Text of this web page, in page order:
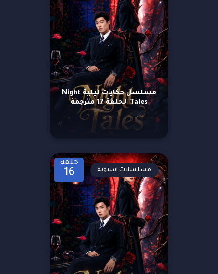
مسلسل حكايات ليلية Night
Tales الحلقة 17 مترجمة
حلقة
16 مسلسلات اسيوية